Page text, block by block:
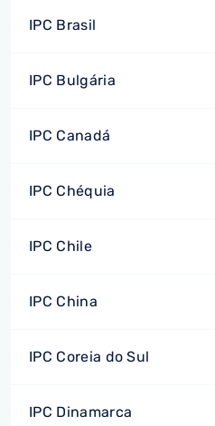
IPC Brasil
IPC Bulgária
IPC Canadá
IPC Chéquia
IPC Chile
IPC China
IPC Coreia do Sul
IPC Dinamarca